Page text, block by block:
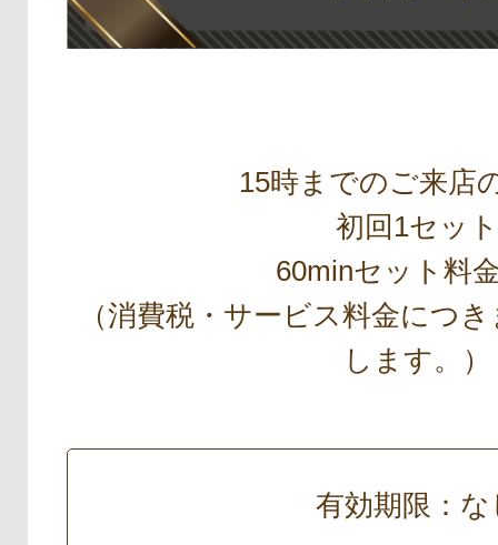
15時までのご来店
初回1セット
60minセット料
（消費税・サービス料金につ
します。）
有効期限：な